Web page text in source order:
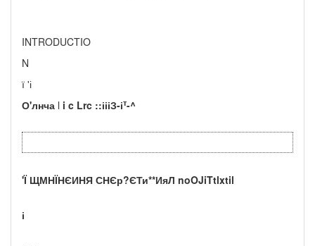
INTRODUCTIO
N
ї 'і
О'лнча l i c Lrc ::іііЗ-іт-^
'Ї ЩМНЇНЄИНЯ СНЄр?ЄТи**ИяЛ noOJiTtlxtil
і